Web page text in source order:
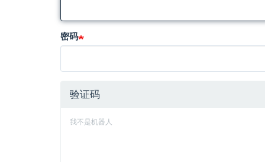
密码
验证码
我不是机器人